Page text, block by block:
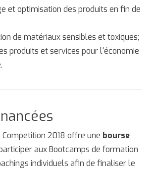
et optimisation des produits en fin de
de matériaux sensibles et toxiques;
produits et services pour l'économie
Competition 2018 offre une bourse
aux Bootcamps de formation
individuels afin de finaliser le